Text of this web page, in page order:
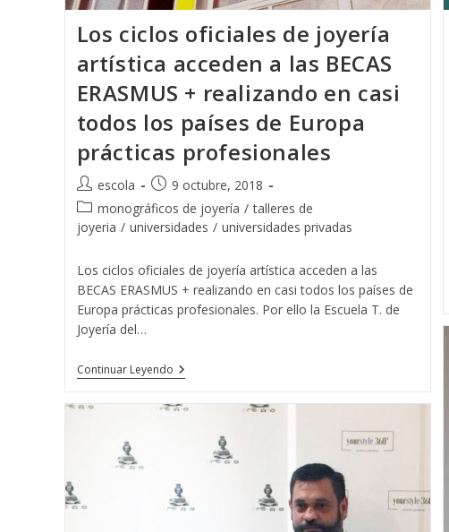
Los ciclos oficiales de joyería
artística acceden a las BECAS
ERASMUS + realizando en casi
todos los países de Europa
prácticas profesionales
Autor
de
la
entrada:
escola
Publicación
de
la
9 octubre, 2018
Categoría
de
entrada:
monográficos de joyería / talleres de
joyeria / universidades / universidades privadas
Los ciclos oficiales de joyería artística acceden a las
BECAS ERASMUS + realizando en casi todos los países de
Europa prácticas profesionales. Por ello la Escuela T. de
Joyería del…
Continuar LeyendoLos
Ciclos
De
Artística
Acceden
Las
BECAS
ERASMUS